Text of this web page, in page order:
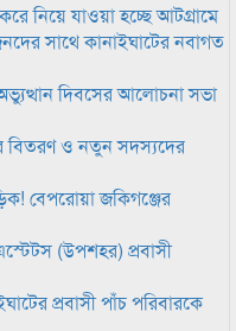
নিয়ে যাওয়া হচ্ছে আটগ্রামে
সাথে কানাইঘাটের নবাগত
দিবসের আলোচনা সভা
বিতরণ ও নতুন সদস্যদের
বেপরোয়া জকিগঞ্জের
(উপশহর) প্রবাসী
প্রবাসী পাঁচ পরিবারকে